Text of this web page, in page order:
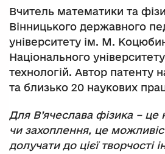
Вчитель математики та
Вінницького державного
університету ім. М.
Національного
технологій. Автор патенту
та близько 20 наукових
Для В’ячеслава фізика – це
чи захоплення, це
долучати до цієї творчості